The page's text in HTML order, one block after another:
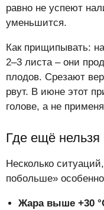
равно не успеют
уменьшится.
Как прищипывать:
2–3 листа – они
плодов. Срезают
рвут. В июне этот
голове, а не
Где ещё нельзя
Несколько
побольше»
Жара выше +30